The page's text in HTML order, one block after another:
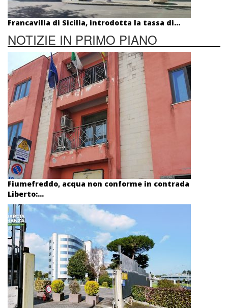
Francavilla di Sicilia, introdotta la tassa di...
NOTIZIE IN PRIMO PIANO
Fiumefreddo, acqua non conforme in contrada
Liberto:...